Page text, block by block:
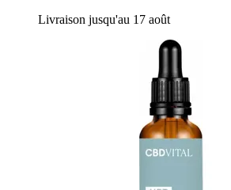
Livraison jusqu'au 17 août